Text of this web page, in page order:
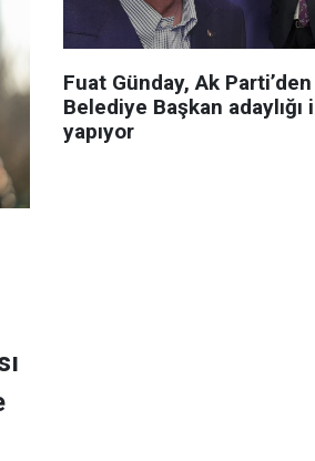
Fuat Günday, Ak
Belediye Başkan
yapıyor